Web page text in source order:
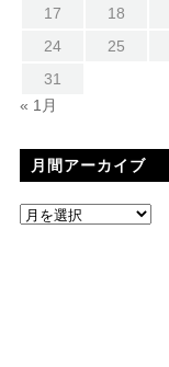
17
18
24
25
31
« 1月
月間アーカイブ